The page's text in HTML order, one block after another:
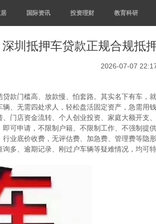
国际资讯 投资理财 教育科研
深圳抵押车贷款正规合规抵
2026-07-07
款门槛高、放款慢、怕套路。其实名下有车，
、无需四处求人，轻松盘活固定资产，急需用
门店资金流转、个人创业投资、家庭大额开支
可申请，不限制户籍、不限制工作、不强制提
业底价收费，无评估费、加急费、管理费等
多、逾期记录、刚过户车辆等疑难情况，均